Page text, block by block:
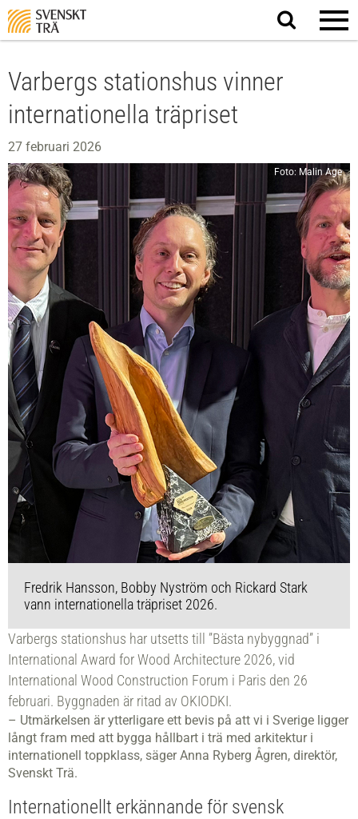
Sök
på
Varbergs stationshus vinner
internationella träpriset
27 februari 2026
Foto: Malin Age
Fredrik Hansson, Bobby Nyström och Rickard Stark
vann internationella träpriset 2026.
Varbergs stationshus har utsetts till ”Bästa nybyggnad” i
International Award for Wood Architecture 2026, vid
International Wood Construction Forum i Paris den 26
februari. Byggnaden är ritad av OKIODKI.
– Utmärkelsen är ytterligare ett bevis på att vi i Sverige ligger
långt fram med att bygga hållbart i trä med arkitektur i
internationell toppklass, säger Anna Ryberg Ågren, direktör,
Svenskt Trä.
Internationellt erkännande för svensk